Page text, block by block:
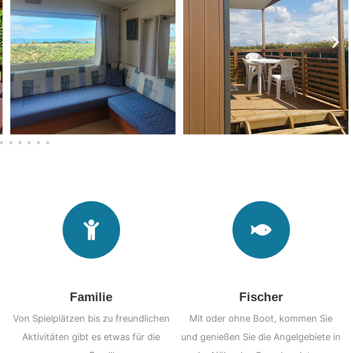
Familie
Von Spielplätzen bis zu freundlichen
Aktivitäten gibt es etwas für die
Fischer
Mit oder ohne Boot, kommen Sie
und genießen Sie die Angelgebiete in